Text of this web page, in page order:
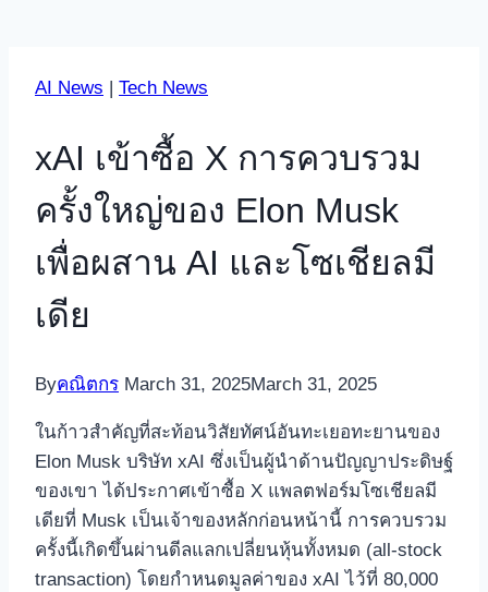
AI News | Tech News
xAI เข้าซื้อ X การควบรวม
ครั้งใหญ่ของ Elon Musk
เพื่อผสาน AI และโซเชียลมี
เดีย
Byคณิตกร March 31, 2025March 31, 2025
ในก้าวสำคัญที่สะท้อนวิสัยทัศน์อันทะเยอทะยานของ
Elon Musk บริษัท xAI ซึ่งเป็นผู้นำด้านปัญญาประดิษฐ์
ของเขา ได้ประกาศเข้าซื้อ X แพลตฟอร์มโซเชียลมี
เดียที่ Musk เป็นเจ้าของหลักก่อนหน้านี้ การควบรวม
ครั้งนี้เกิดขึ้นผ่านดีลแลกเปลี่ยนหุ้นทั้งหมด (all-stock
transaction) โดยกำหนดมูลค่าของ xAI ไว้ที่ 80,000